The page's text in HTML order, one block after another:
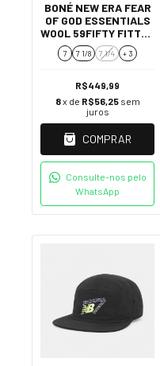
BONÉ NEW ERA FEAR
OF GOD ESSENTIALS
WOOL 59FIFTY FITTED
CHICAGO WHITE SOX -
PRETO
7 7 1/8 7 1/4 + 3
R$449,99
8x de R$56,25 sem
juros
COMPRAR
Consulte-nos pelo
WhatsApp